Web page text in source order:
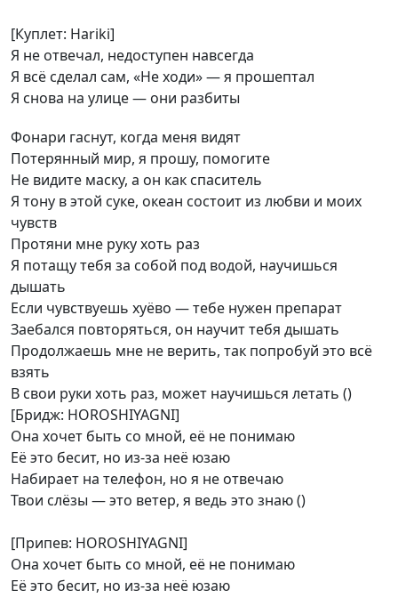
[Куплет: Hariki]
Я не отвечал, недоступен навсегда
Я всё сделал сам, «Не ходи» — я прошептал
Я снова на улице — они разбиты
Фонари гаснут, когда меня видят
Потерянный мир, я прошу, помогите
Не видите маску, а он как спаситель
Я тону в этой суке, океан состоит из любви и моих
чувств
Протяни мне руку хоть раз
Я потащу тебя за собой под водой, научишься
дышать
Если чувствуешь хуёво — тебе нужен препарат
Заебался повторяться, он научит тебя дышать
Продолжаешь мне не верить, так попробуй это всё
взять
В свои руки хоть раз, может научишься летать ()
[Бридж: HOROSHIYAGNI]
Она хочет быть со мной, её не понимаю
Её это бесит, но из-за неё юзаю
Набирает на телефон, но я не отвечаю
Твои слёзы — это ветер, я ведь это знаю ()
[Припев: HOROSHIYAGNI]
Она хочет быть со мной, её не понимаю
Её это бесит, но из-за неё юзаю